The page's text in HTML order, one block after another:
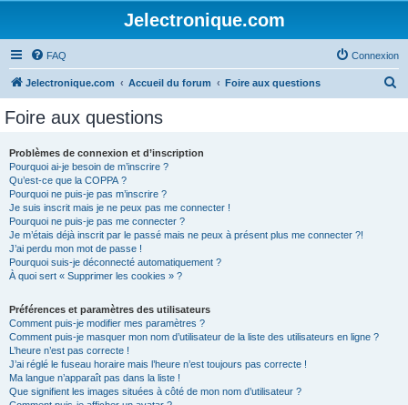
Jelectronique.com
FAQ Connexion
Jelectronique.com Accueil du forum Foire aux questions
Foire aux questions
Problèmes de connexion et d’inscription
Pourquoi ai-je besoin de m’inscrire ?
Qu’est-ce que la COPPA ?
Pourquoi ne puis-je pas m’inscrire ?
Je suis inscrit mais je ne peux pas me connecter !
Pourquoi ne puis-je pas me connecter ?
Je m’étais déjà inscrit par le passé mais ne peux à présent plus me connecter ?!
J’ai perdu mon mot de passe !
Pourquoi suis-je déconnecté automatiquement ?
À quoi sert « Supprimer les cookies » ?
Préférences et paramètres des utilisateurs
Comment puis-je modifier mes paramètres ?
Comment puis-je masquer mon nom d’utilisateur de la liste des utilisateurs en ligne ?
L’heure n’est pas correcte !
J’ai réglé le fuseau horaire mais l’heure n’est toujours pas correcte !
Ma langue n’apparaît pas dans la liste !
Que signifient les images situées à côté de mon nom d’utilisateur ?